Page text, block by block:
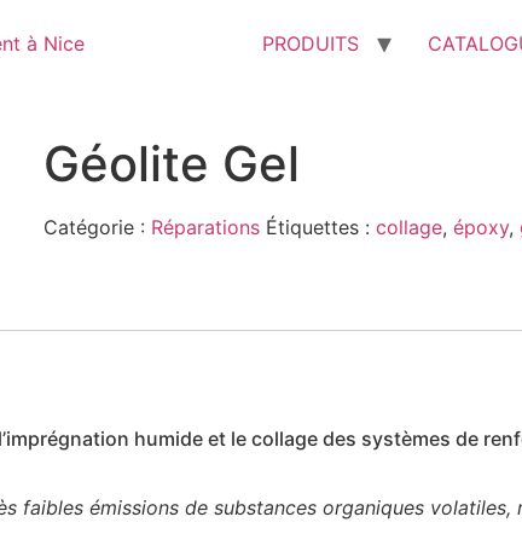
PRODUITS
Géolite Gel
Catégorie : Réparations Étiquettes : collage, époxy,
humide et le collage des systèmes de
faibles émissions de substances organiques volatiles,